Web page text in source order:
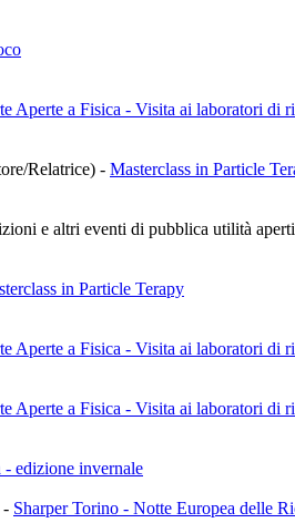
Aperte a Fisica - Visita ai laboratori di
Relatrice) - Masterclass in Particle
e altri eventi di pubblica utilità
in Particle Terapy
Aperte a Fisica - Visita ai laboratori di
Aperte a Fisica - Visita ai laboratori di
- edizione invernale
- Sharper Torino - Notte Europea delle